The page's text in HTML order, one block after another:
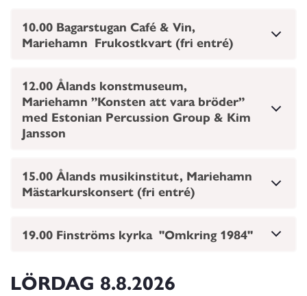
10.00 Bagarstugan Café & Vin,
Mariehamn Frukostkvart (fri entré)
12.00 Ålands konstmuseum,
Mariehamn ”Konsten att vara bröder”
med Estonian Percussion Group & Kim
Jansson
15.00 Ålands musikinstitut, Mariehamn
Mästarkurskonsert (fri entré)
19.00 Finströms kyrka "Omkring 1984"
LÖRDAG 8.8.2026